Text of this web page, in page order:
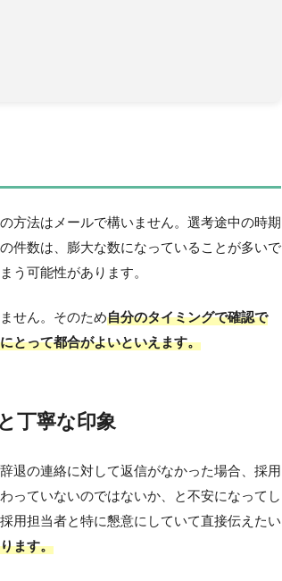
方法はメールで構いません。選考途中の時期
件数は、膨大な数になっていることが多いで
う可能性があります。
せん。そのため自分のタイミングで確認で
とって都合がよいといえます。
丁寧な印象
退の連絡に対して返信がなかった場合、採用
っていないのではないか、と不安になってし
用担当者と特に懇意にしていて直接伝えたい
ます。